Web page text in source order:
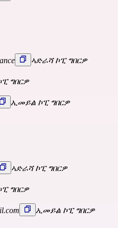
ኣድራሻ ኮፒ ግበርዎ
ግበርዎ
ኢመይል ኮፒ ግበርዎ
ኣድራሻ ኮፒ ግበርዎ
ግበርዎ
ኢመይል ኮፒ ግበርዎ